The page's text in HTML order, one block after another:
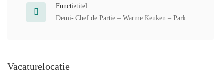
Functietitel:
Demi- Chef de Partie – Warme Keuken – Park
Vacaturelocatie